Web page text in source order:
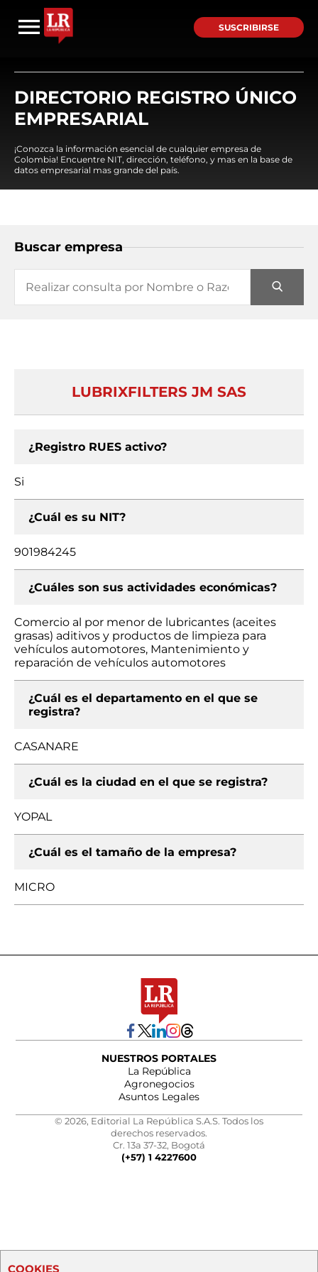
SUSCRIBIRSE
DIRECTORIO REGISTRO ÚNICO
EMPRESARIAL
¡Conozca la información esencial de cualquier empresa de
Colombia! Encuentre NIT, dirección, teléfono, y mas en la base de
datos empresarial mas grande del país.
Buscar empresa
LUBRIXFILTERS JM SAS
¿Registro RUES activo?
Si
¿Cuál es su NIT?
901984245
¿Cuáles son sus actividades económicas?
Comercio al por menor de lubricantes (aceites
grasas) aditivos y productos de limpieza para
vehículos automotores, Mantenimiento y
reparación de vehículos automotores
¿Cuál es el departamento en el que se
registra?
CASANARE
¿Cuál es la ciudad en el que se registra?
YOPAL
¿Cuál es el tamaño de la empresa?
MICRO
NUESTROS PORTALES
La República
Agronegocios
Asuntos Legales
© 2026, Editorial La República S.A.S. Todos los
derechos reservados.
Cr. 13a 37-32, Bogotá
(+57) 1 4227600
COOKIES